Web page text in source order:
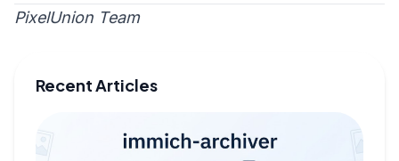
PixelUnion Team
Recent Articles